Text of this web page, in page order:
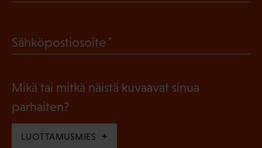
l
n
e
P
k
l
i
n
Sähköpostiosoite
Mikä tai mitkä näistä kuvaavat sinua
parhaiten?
LUOTTAMUSMIES